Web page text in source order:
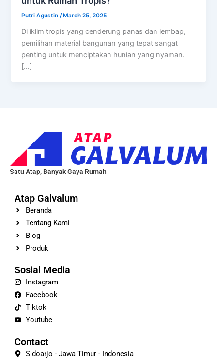
Putri Agustin /March 25, 2025
Di iklim tropis yang cenderung panas dan lembap,
pemilihan material bangunan yang tepat sangat
penting untuk menciptakan hunian yang nyaman.
[…]
Satu Atap, Banyak Gaya Rumah
Atap Galvalum
Beranda
Tentang Kami
Blog
Produk
Sosial Media
Instagram
Facebook
Tiktok
Youtube
Contact
Sidoarjo - Jawa Timur - Indonesia